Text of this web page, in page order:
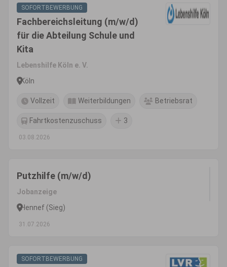
SOFORTBEWERBUNG
Fachbereichsleitung (m/w/d)
für die Abteilung Schule und
Kita
Lebenshilfe Köln e. V.
Köln
Vollzeit Weiterbildungen Betriebsrat
Fahrtkostenzuschuss 3
03.08.2026
Putzhilfe (m/w/d)
Jobanzeige
Hennef (Sieg)
31.07.2026
SOFORTBEWERBUNG